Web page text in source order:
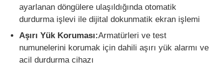
Evrensel test makinesi
Darbe Test Cihazı
ayarlanan döngülere ulaşıldığında otomatik
durdurma işlevi ile dijital dokunmatik ekran işlemi
Aşırı Yük Koruması:Armatürleri ve test
numunelerini korumak için dahili aşırı yük alarmı ve
acil durdurma cihazı